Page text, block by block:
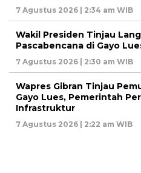
7 Agustus 2026 | 2:34 am WIB
Wakil Presiden Tinjau
Pascabencana di Gayo
7 Agustus 2026 | 2:30 am WIB
Wapres Gibran Tinjau
Gayo Lues, Pemerintah
Infrastruktur
7 Agustus 2026 | 2:22 am WIB